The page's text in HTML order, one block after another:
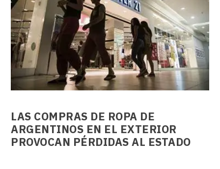
LAS COMPRAS DE ROPA DE
ARGENTINOS EN EL EXTERIOR
PROVOCAN PÉRDIDAS AL ESTADO